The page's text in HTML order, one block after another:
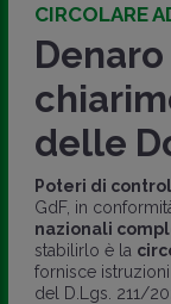
CIRCOLARE
delle
Poteri di
GdF, in
nazionali
stabilirlo è la
fornisce
del D.Lgs. 211/